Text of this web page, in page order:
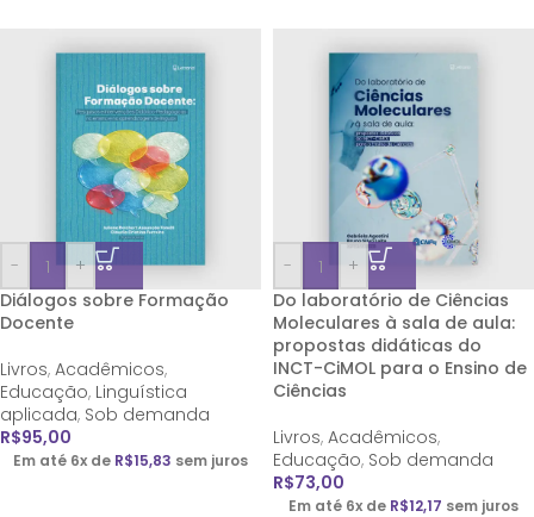
-
+
Diálogos sobre Formação
Docente
Livros, Acadêmicos,
Educação, Linguística
aplicada, Sob demanda
R$95,00
Em até 6x de R$15,83 sem juros
-
+
Do laboratório de Ciências
Moleculares à sala de aula:
propostas didáticas do
INCT-CiMOL para o Ensino de
Ciências
Livros, Acadêmicos,
Educação, Sob demanda
R$73,00
Em até 6x de R$12,17 sem juros